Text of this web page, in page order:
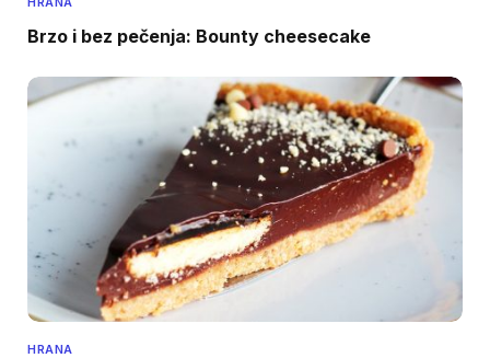
Brzo i bez pečenja: Bounty cheesecake
HRANA